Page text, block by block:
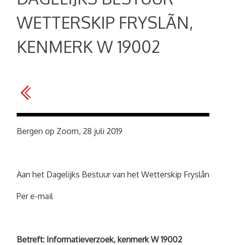
WETTERSKIP FRYSLÃN,
KENMERK W 19002
Bergen op Zoom, 28 juli 2019
Aan het Dagelijks Bestuur van het Wetterskip Fryslân
Per e-mail
Betreft: Informatieverzoek, kenmerk W 19002